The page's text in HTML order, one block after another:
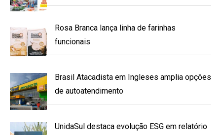
Rosa Branca lança linha de farinhas
funcionais
Brasil Atacadista em Ingleses amplia opções
de autoatendimento
UnidaSul destaca evolução ESG em relatório